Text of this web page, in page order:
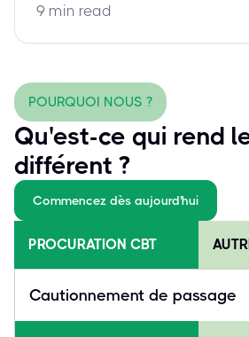
success.
9 min read
POURQUOI NOUS ?
Qu'est-ce qui rend
différent ?
Commencez dès aujourd'hui
PROCURATION CBT
Cautionnement de passage